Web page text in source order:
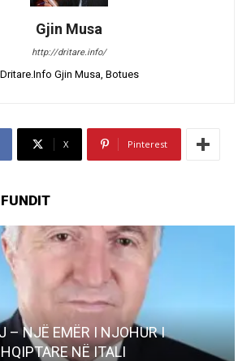
Gjin Musa
http://dritare.info/
Dritare.Info Gjin Musa, Botues
X Pinterest
Gjin Musa-Rome- Shtator 2025